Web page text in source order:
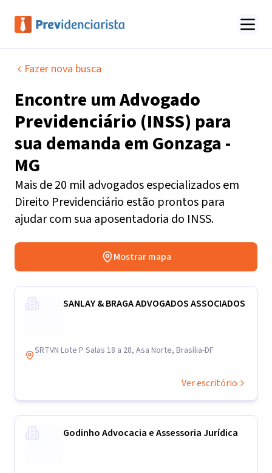
Fazer nova busca
Encontre umAdvogado
Previdenciário (INSS) para
sua demanda emGonzaga -
MG
Mais de 20 mil advogados especializados em
Direito Previdenciário estão prontos para
ajudar com sua aposentadoria do INSS.
Mostrar mapa
SANLAY & BRAGA ADVOGADOS ASSOCIADOS
SRTVN Lote P Salas 18 a 28, Asa Norte, Brasília-DF
Ver escritório
Godinho Advocacia e Assessoria Jurídica